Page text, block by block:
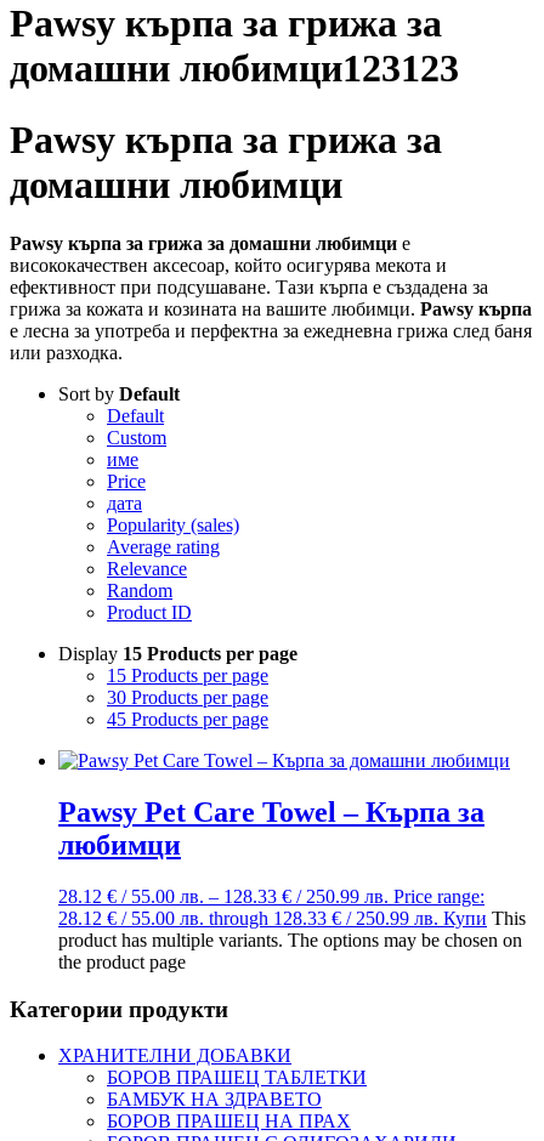
Pawsy кърпа за грижа за
домашни любимци123123
Pawsy кърпа за грижа за
домашни любимци
Pawsy кърпа за грижа за домашни любимци е
висококачествен аксесоар, който осигурява мекота и
ефективност при подсушаване. Тази кърпа е създадена за
грижа за кожата и козината на вашите любимци. Pawsy кърпа
е лесна за употреба и перфектна за ежедневна грижа след баня
или разходка.
Sort by Default
Default
Custom
име
Price
дата
Popularity (sales)
Average rating
Relevance
Random
Product ID
Display 15 Products per page
15 Products per page
30 Products per page
45 Products per page
Pawsy Pet Care Towel – Кърпа за
любимци
28.12 € / 55.00 лв. – 128.33 € / 250.99 лв. Price range:
28.12 € / 55.00 лв. through 128.33 € / 250.99 лв. Купи This
product has multiple variants. The options may be chosen on
the product page
Категории продукти
ХРАНИТЕЛНИ ДОБАВКИ
БОРОВ ПРАШЕЦ ТАБЛЕТКИ
БАМБУК НА ЗДРАВЕТО
БОРОВ ПРАШЕЦ НА ПРАХ